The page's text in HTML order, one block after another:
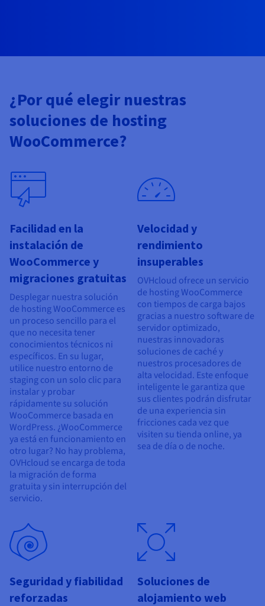
Roadmap & Changelog
Roadmap y Changelog
¿Por qué elegir nuestras
soluciones de hosting
WooCommerce?
Facilidad en la
instalación de
WooCommerce y
migraciones gratuitas
Desplegar nuestra solución
de hosting WooCommerce es
un proceso sencillo para el
que no necesita tener
conocimientos técnicos ni
específicos. En su lugar,
utilice nuestro entorno de
staging con un solo clic para
instalar y probar
rápidamente su solución
WooCommerce basada en
WordPress. ¿WooCommerce
ya está en funcionamiento en
otro lugar? No hay problema,
OVHcloud se encarga de toda
la migración de forma
gratuita y sin interrupción del
servicio.
Velocidad y
rendimiento
insuperables
OVHcloud ofrece un servicio
de hosting WooCommerce
con tiempos de carga bajos
gracias a nuestro software de
servidor optimizado,
nuestras innovadoras
soluciones de caché y
nuestros procesadores de
alta velocidad. Este enfoque
inteligente le garantiza que
sus clientes podrán disfrutar
de una experiencia sin
fricciones cada vez que
visiten su tienda online, ya
sea de día o de noche.
Seguridad y fiabilidad
reforzadas
Soluciones de
alojamiento web